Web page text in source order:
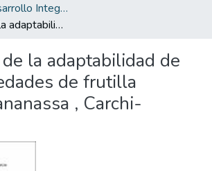
Carrera de Desarrollo Integral Agropecuario
Evaluación de la adaptabilidad de cuatro variedades de frutilla Fragaria x ananassa , Carchi-Ecuador
la adaptabilidad de
de frutilla
, Carchi-